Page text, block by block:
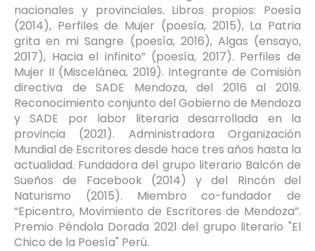
nacionales y provinciales. Libros propios: Poesía
(2014), Perfiles de Mujer (poesía, 2015), La Patria
grita en mi Sangre (poesía, 2016), Algas (ensayo,
2017), Hacia el infinito” (poesía, 2017). Perfiles de
Mujer II (Miscelánea, 2019). Integrante de Comisión
directiva de SADE Mendoza, del 2016 al 2019.
Reconocimiento conjunto del Gobierno de Mendoza
y SADE por labor literaria desarrollada en la
provincia (2021). Administradora Organización
Mundial de Escritores desde hace tres años hasta la
actualidad. Fundadora del grupo literario Balcón de
Sueños de Facebook (2014) y del Rincón del
Naturismo (2015). Miembro co-fundador de
“Epicentro, Movimiento de Escritores de Mendoza”.
Premio Péndola Dorada 2021 del grupo literario "El
Chico de la Poesía" Perú.